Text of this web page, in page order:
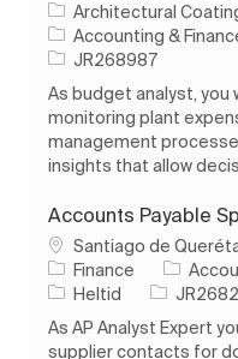
Architectural
Kategori
Accounting &
Jobb-ID
JR268987
As budget analyst, you
monitoring plant
management
insights that allow
Accounts Payable
PlatsSantiago de
Finance
Kategori
Typ av jobb
Heltid Jobb-ID
As AP Analyst Expert
supplier contacts for